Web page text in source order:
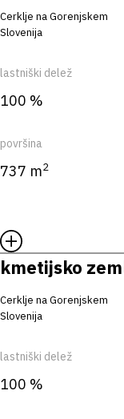
Cerklje na Gorenjskem
Slovenija
lastniški delež
100 %
površina
737 m2
kmetijsko
Cerklje na Gorenjskem
Slovenija
lastniški delež
100 %